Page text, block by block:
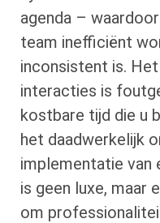
agenda –
team inefficiënt
inconsistent is.
interacties is
kostbare tijd die u
het daadwerkelijk
implementatie van
is geen luxe, maar
om